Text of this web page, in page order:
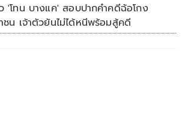
'โทน บางแค' สอบปากคำคดีฉ้อโกง
ชน เจ้าตัวยันไม่ได้หนีพร้อมสู้คดี